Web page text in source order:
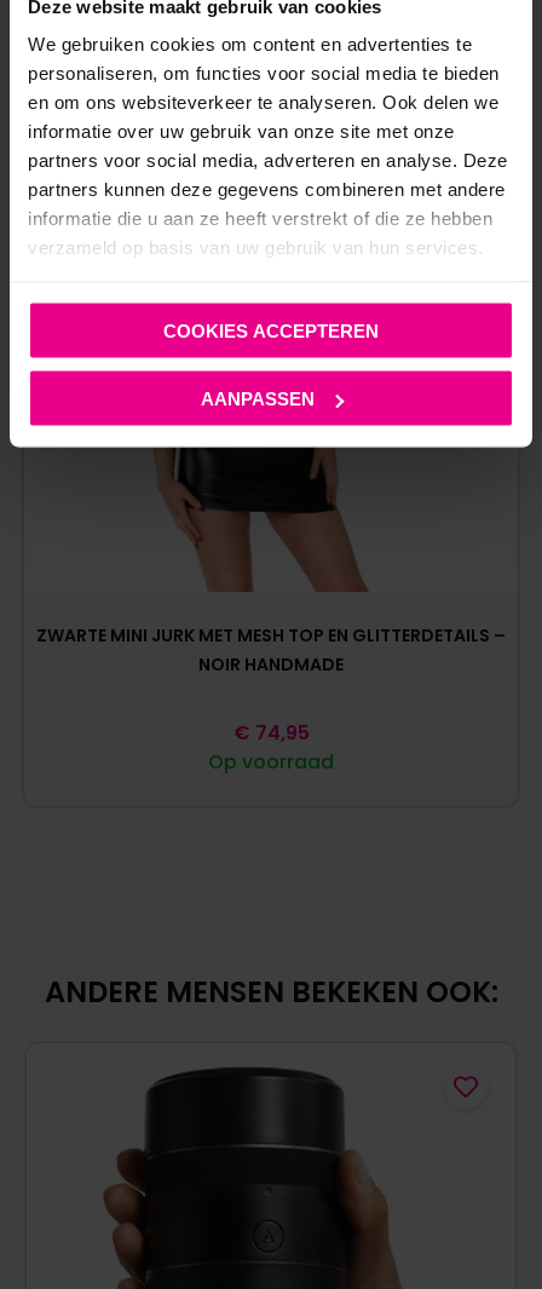
Deze website maakt gebruik van cookies
We gebruiken cookies om content en advertenties te
personaliseren, om functies voor social media te bieden
en om ons websiteverkeer te analyseren. Ook delen we
informatie over uw gebruik van onze site met onze
partners voor social media, adverteren en analyse. Deze
partners kunnen deze gegevens combineren met andere
informatie die u aan ze heeft verstrekt of die ze hebben
verzameld op basis van uw gebruik van hun services.
COOKIES ACCEPTEREN
AANPASSEN
Op voorraad
ZWARTE MINI JURK MET MESH TOP EN GLITTERDETAILS –
NOIR HANDMADE
Op voorraad
€ 74,95
ANDERE MENSEN BEKEKEN OOK: